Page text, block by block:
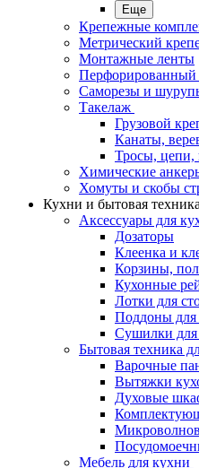
Еще
Крепежные
Метрический
Монтажные ленты
Перфорированный
Саморезы и
Такелаж
Грузовой
Канаты,
Тросы,
Химические
Хомуты и скобы
Кухни и бытовая техника
Аксессуары для
Дозаторы
Клеенка и
Корзины,
Кухонные
Лотки для
Поддоны
Сушилки для
Бытовая техника
Варочные
Вытяжки
Духовые
Мебель для кухни